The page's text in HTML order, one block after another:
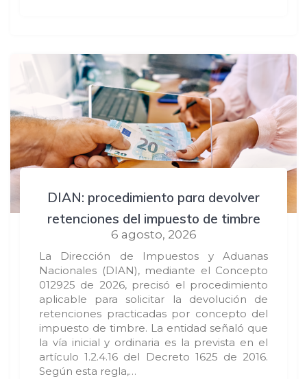
DIAN: procedimiento para devolver
retenciones del impuesto de timbre
6 agosto, 2026
La Dirección de Impuestos y Aduanas
Nacionales (DIAN), mediante el Concepto
012925 de 2026, precisó el procedimiento
aplicable para solicitar la devolución de
retenciones practicadas por concepto del
impuesto de timbre. La entidad señaló que
la vía inicial y ordinaria es la prevista en el
artículo 1.2.4.16 del Decreto 1625 de 2016.
Según esta regla,…